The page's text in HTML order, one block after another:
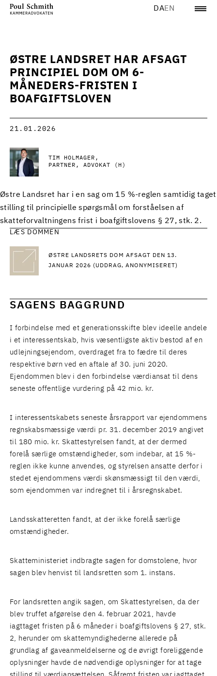
DAEN
ØSTRE LANDSRET HAR AFSAGT
PRINCIPIEL DOM OM 6-
MÅNEDERS-FRISTEN I
BOAFGIFTSLOVEN
21.01.2026
TIM HOLMAGER
PARTNER, ADVOKAT (H)
Østre Landsret har i en sag om 15 %-reglen samtidig taget
stilling til principielle spørgsmål om forståelsen af
skatteforvaltningens frist i boafgiftslovens § 27, stk. 2.
LÆS DOMMEN
ØSTRE LANDSRETS DOM AFSAGT DEN 13.
JANUAR 2026 (UDDRAG, ANONYMISERET)
SAGENS BAGGRUND
I forbindelse med et generationsskifte blev ideelle andele
i et interessentskab, hvis væsentligste aktiv bestod af en
udlejningsejendom, overdraget fra to fædre til deres
respektive børn ved en aftale af 30. juni 2020.
Ejendommen blev i den forbindelse værdiansat til dens
seneste offentlige vurdering på 42 mio. kr.
I interessentskabets seneste årsrapport var ejendommens
regnskabsmæssige værdi pr. 31. december 2019 angivet
til 180 mio. kr. Skattestyrelsen fandt, at der dermed
forelå særlige omstændigheder, som indebar, at 15 %-
reglen ikke kunne anvendes, og styrelsen ansatte derfor i
stedet ejendommens værdi skønsmæssigt til den værdi,
som ejendommen var indregnet til i årsregnskabet.
Landsskatteretten fandt, at der ikke forelå særlige
omstændigheder.
Skatteministeriet indbragte sagen for domstolene, hvor
sagen blev henvist til landsretten som 1. instans.
For landsretten angik sagen, om Skattestyrelsen, da der
blev truffet afgørelse den 4. februar 2021, havde
iagttaget fristen på 6 måneder i boafgiftslovens § 27, stk.
2, herunder om skattemyndighederne allerede på
grundlag af gaveanmeldelserne og de øvrigt foreliggende
oplysninger havde de nødvendige oplysninger for at tage